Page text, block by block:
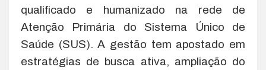
qualificado e humanizado na rede de
Atenção Primária do Sistema Único de
Saúde (SUS). A gestão tem apostado em
estratégias de busca ativa, ampliação do